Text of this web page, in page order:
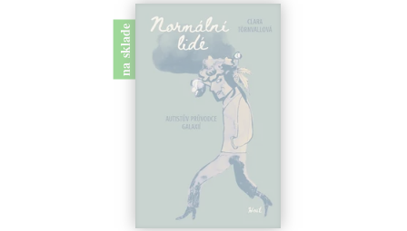
na sklade